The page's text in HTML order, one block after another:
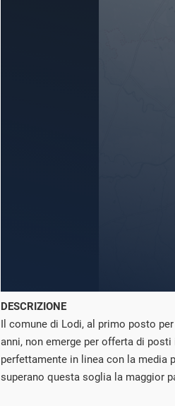
DESCRIZIONE
Il comune di Lodi, al primo posto
anni, non emerge per offerta di
perfettamente in linea con la media
superano questa soglia la maggior